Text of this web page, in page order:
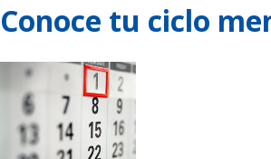
Conoce tu ciclo